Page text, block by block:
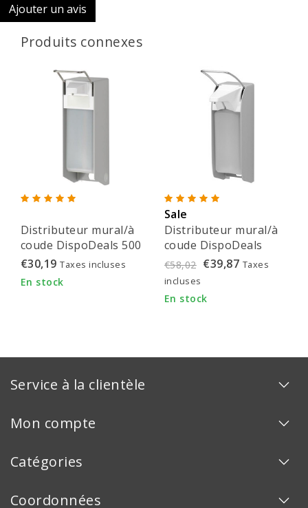
Ajouter un avis
Produits connexes
Distributeur mural/à
coude DispoDeals 500
ml (avec bouteille vide
incluse)
€30,19 Taxes incluses
En stock
Sale
Distributeur mural/à
coude DispoDeals
500ml (version luxe)
€58,02 €39,87 Taxes
incluses
En stock
Service à la clientèle
Mon compte
Catégories
Coordonnées